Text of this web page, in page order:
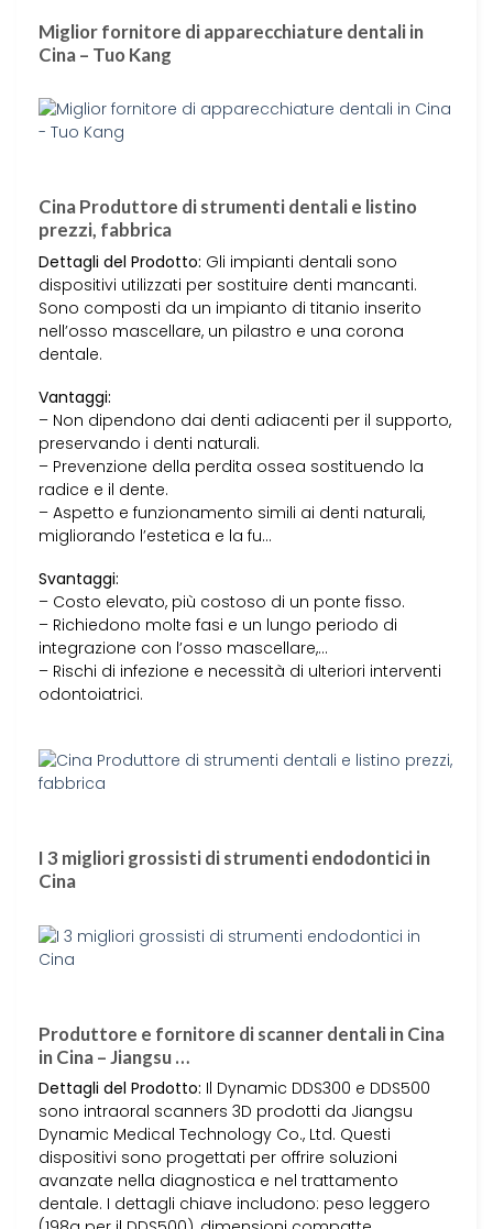
Miglior fornitore di apparecchiature dentali in
Cina – Tuo Kang
Cina Produttore di strumenti dentali e listino
prezzi, fabbrica
Dettagli del Prodotto: Gli impianti dentali sono
dispositivi utilizzati per sostituire denti mancanti.
Sono composti da un impianto di titanio inserito
nell’osso mascellare, un pilastro e una corona
dentale.
Vantaggi:
– Non dipendono dai denti adiacenti per il supporto,
preservando i denti naturali.
– Prevenzione della perdita ossea sostituendo la
radice e il dente.
– Aspetto e funzionamento simili ai denti naturali,
migliorando l’estetica e la fu…
Svantaggi:
– Costo elevato, più costoso di un ponte fisso.
– Richiedono molte fasi e un lungo periodo di
integrazione con l’osso mascellare,…
– Rischi di infezione e necessità di ulteriori interventi
odontoiatrici.
I 3 migliori grossisti di strumenti endodontici in
Cina
Produttore e fornitore di scanner dentali in Cina
in Cina – Jiangsu …
Dettagli del Prodotto: Il Dynamic DDS300 e DDS500
sono intraoral scanners 3D prodotti da Jiangsu
Dynamic Medical Technology Co., Ltd. Questi
dispositivi sono progettati per offrire soluzioni
avanzate nella diagnostica e nel trattamento
dentale. I dettagli chiave includono: peso leggero